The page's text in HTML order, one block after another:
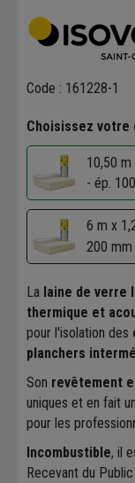
Code : 161228-1
Choisissez votre
10,50
- ép.
2,5
6 m x
200 mm
La laine de verre
thermique et
pour l'isolation des
planchers
Son revêtement
uniques et en fait un
pour les
Incombustible, il
Recevant du